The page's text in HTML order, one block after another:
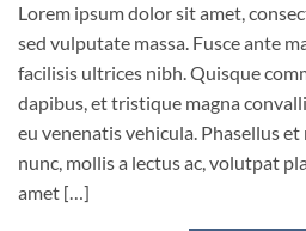
Lorem ipsum dolor sit amet,
sed vulputate massa. Fusce ante
facilisis ultrices nibh. Quisque
dapibus, et tristique magna
eu venenatis vehicula. Phasellus
nunc, mollis a lectus ac, volutpat
amet […]